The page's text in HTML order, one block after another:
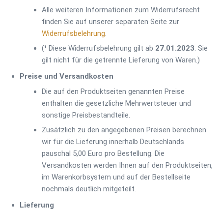
Alle weiteren Informationen zum Widerrufsrecht
finden Sie auf unserer separaten Seite zur
Widerrufsbelehrung.
(¹ Diese Widerrufsbelehrung gilt ab 27.01.2023. Sie
gilt nicht für die getrennte Lieferung von Waren.)
Preise und Versandkosten
Die auf den Produktseiten genannten Preise
enthalten die gesetzliche Mehrwertsteuer und
sonstige Preisbestandteile.
Zusätzlich zu den angegebenen Preisen berechnen
wir für die Lieferung innerhalb Deutschlands
pauschal 5,00 Euro pro Bestellung. Die
Versandkosten werden Ihnen auf den Produktseiten,
im Warenkorbsystem und auf der Bestellseite
nochmals deutlich mitgeteilt.
Lieferung